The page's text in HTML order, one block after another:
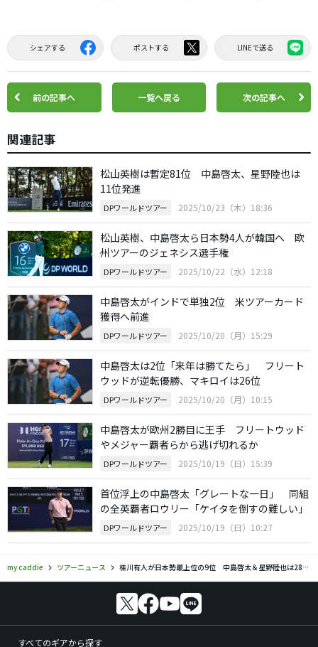
シェアする ポストする LINEで送る
前の記事へ 一覧へ戻る 次の記事へ
関連記事
松山英樹は暫定81位 中島啓太、星野陸也は
11位発進
DPワールドツアー 2025/10/23（木）18:36
松山英樹、中島啓太ら日本勢4人が韓国へ 欧
州ツアーのジェネシス選手権
DPワールドツアー 2025/10/22（水）12:18
中島啓太がインドで単独2位 米ツアーカード
獲得へ前進
DPワールドツアー 2025/10/20（月）15:29
中島啓太は2位「来年は勝てたら」 フリート
ウッドが逆転優勝、マキロイは26位
DPワールドツアー 2025/10/20（月）10:15
中島啓太が欧州2勝目に王手 フリートウッド
やメジャー覇者らから逃げ切れるか
DPワールドツアー 2025/10/19（日）15:39
首位浮上の中島啓太「グレートな一日」 同組
の全英覇者ロウリー「ケイタを倒すの難しい」
DPワールドツアー 2025/10/19（日）10:27
my caddie ツアーニュース 桂川有人が日本勢最上位の9位 中島啓太＆星野陸也は28位、松山英樹は44位
すべてのギアから探す